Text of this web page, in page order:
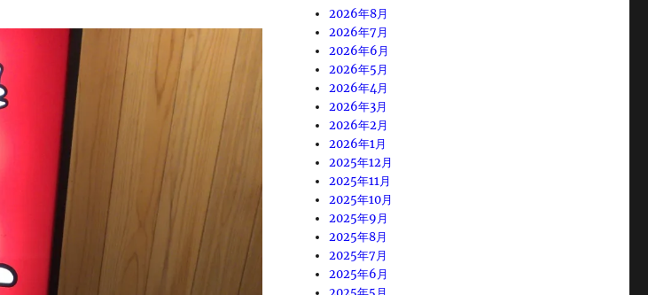
2026年8月
2026年7月
2026年6月
2026年5月
2026年4月
2026年3月
2026年2月
2026年1月
2025年12月
2025年11月
2025年10月
2025年9月
2025年8月
2025年7月
2025年6月